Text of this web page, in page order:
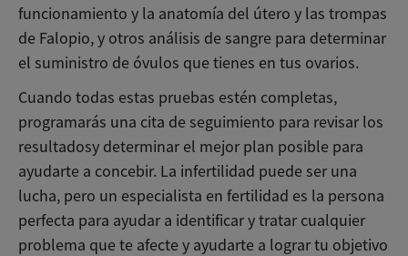
funcionamiento y la anatomía del útero y las trompas
de Falopio, y otros análisis de sangre para determinar
el suministro de óvulos que tienes en tus ovarios.
Cuando todas estas pruebas estén completas,
programarás una cita de seguimiento para revisar los
resultadosy determinar el mejor plan posible para
ayudarte a concebir. La infertilidad puede ser una
lucha, pero un especialista en fertilidad es la persona
perfecta para ayudar a identificar y tratar cualquier
problema que te afecte y ayudarte a lograr tu objetivo